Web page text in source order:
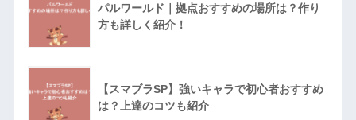
パルワールド｜拠点おすすめの場所は？作り
方も詳しく紹介！
【スマブラSP】強いキャラで初心者おすすめ
は？上達のコツも紹介